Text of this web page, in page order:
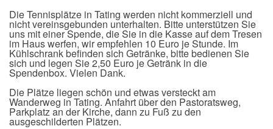
Die Tennisplätze in Tating werden nicht kommerziell und
nicht vereinsgebunden unterhalten. Bitte unterstützen Sie
uns mit einer Spende, die Sie in die Kasse auf dem Tresen
im Haus werfen, wir empfehlen 10 Euro je Stunde. Im
Kühlschrank befinden sich Getränke, bitte bedienen Sie
sich und legen Sie 2,50 Euro je Getränk in die
Spendenbox. Vielen Dank.
Die Plätze liegen schön und etwas versteckt am
Wanderweg in Tating. Anfahrt über den Pastoratsweg,
Parkplatz an der Kirche, dann zu Fuß zu den
ausgeschilderten Plätzen.